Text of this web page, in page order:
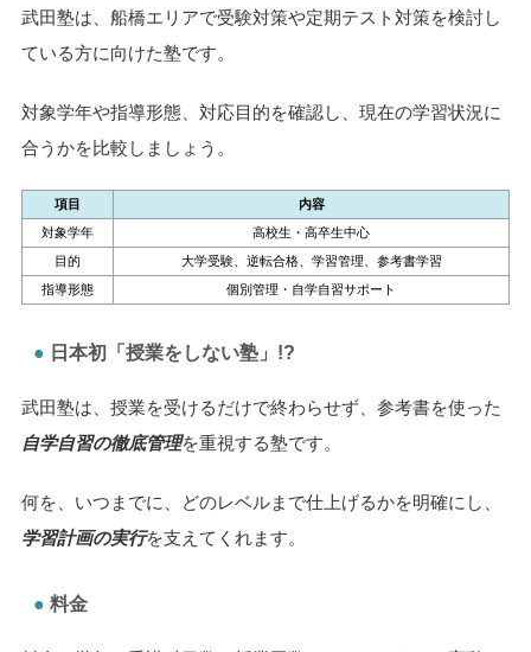
武田塾は、船橋エリアで受験対策や定期テスト対策を検討し
ている方に向けた塾です。
対象学年や指導形態、対応目的を確認し、現在の学習状況に
合うかを比較しましょう。
項目
内容
対象学年
高校生・高卒生中心
目的
大学受験、逆転合格、学習管理、参考書学習
指導形態
個別管理・自学自習サポート
日本初「授業をしない塾」!?
武田塾は、授業を受けるだけで終わらせず、参考書を使った
自学自習の徹底管理を重視する塾です。
何を、いつまでに、どのレベルまで仕上げるかを明確にし、
学習計画の実行を支えてくれます。
料金